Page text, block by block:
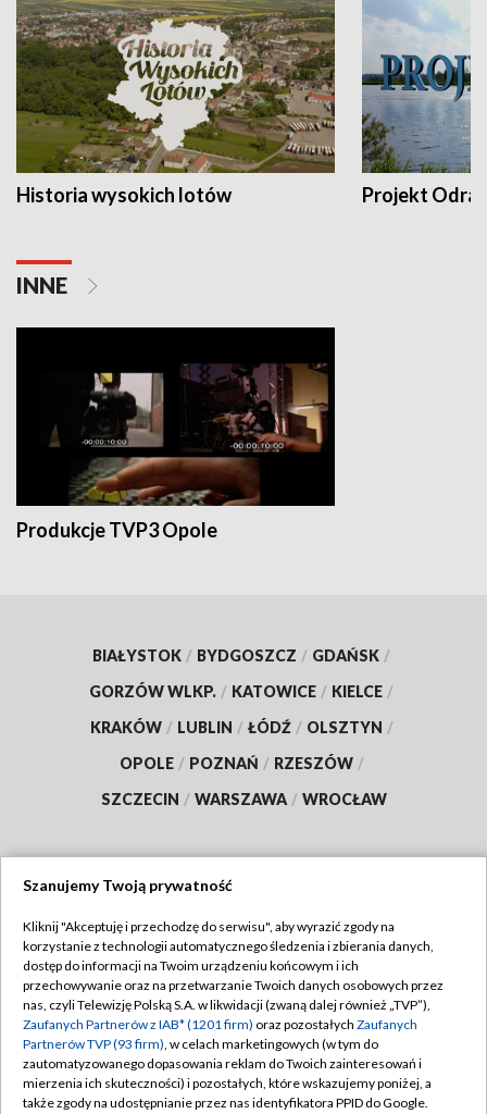
Historia wysokich lotów Projekt Odra
INNE
Produkcje TVP3 Opole
BIAŁYSTOK / BYDGOSZCZ / GDAŃSK /
GORZÓW WLKP. / KATOWICE / KIELCE /
KRAKÓW / LUBLIN / ŁÓDŹ / OLSZTYN /
OPOLE / POZNAŃ / RZESZÓW /
SZCZECIN / WARSZAWA / WROCŁAW
TVP
Abonament TVP
Emisja w TVP
Centrum informacji TVP
Naziemna Telewizja Cyfrowa
Regulamin TVP
Polityka prywatności
Moje zgody
Pomoc
Szanujemy Twoją prywatność
Kliknij "Akceptuję i przechodzę do serwisu", aby wyrazić zgody na
korzystanie z technologii automatycznego śledzenia i zbierania danych,
dostęp do informacji na Twoim urządzeniu końcowym i ich
przechowywanie oraz na przetwarzanie Twoich danych osobowych przez
nas, czyli Telewizję Polską S.A. w likwidacji (zwaną dalej również „TVP”),
Zaufanych Partnerów z IAB* (1201 firm) oraz pozostałych Zaufanych
Partnerów TVP (93 firm), w celach marketingowych (w tym do
zautomatyzowanego dopasowania reklam do Twoich zainteresowań i
mierzenia ich skuteczności) i pozostałych, które wskazujemy poniżej, a
także zgody na udostępnianie przez nas identyfikatora PPID do Google.